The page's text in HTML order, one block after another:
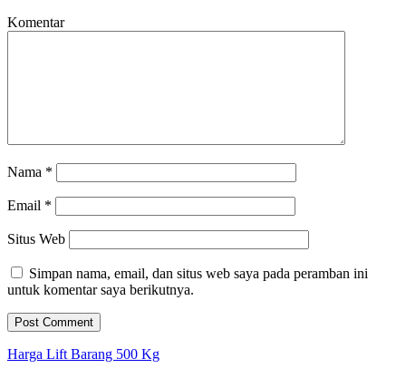
Komentar
Nama *
Email *
Situs Web
Simpan nama, email, dan situs web saya pada peramban ini
untuk komentar saya berikutnya.
Harga Lift Barang 500 Kg